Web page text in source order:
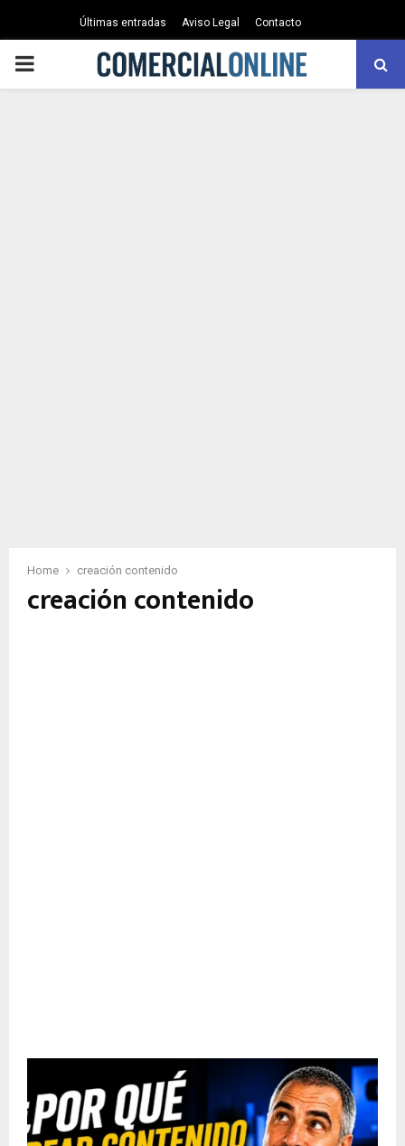
Últimas entradas Aviso Legal Contacto
PRIMARY
Home creación contenido
creación contenido